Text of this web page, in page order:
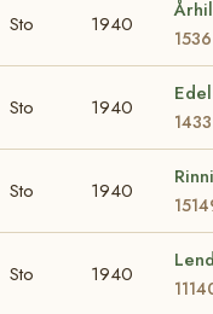
Sto 1940
Sto 1940
Sto 1940
Sto 1940